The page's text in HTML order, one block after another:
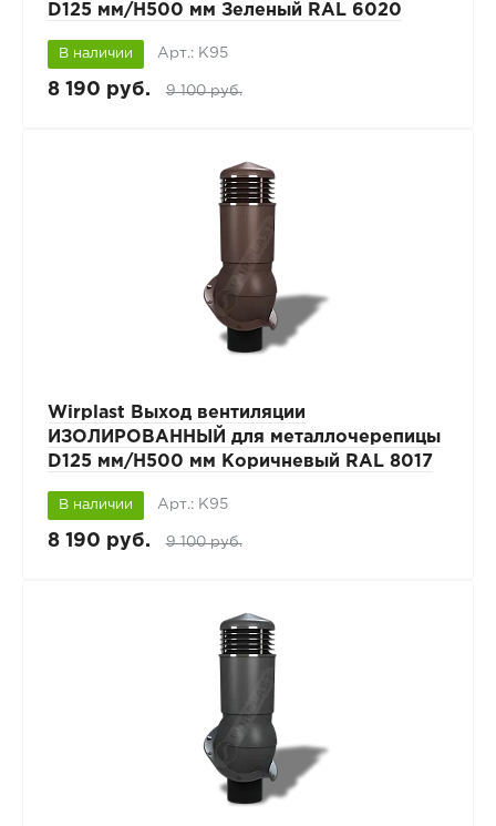
D125 мм/H500 мм Зеленый RAL 6020
В наличии Арт.: К95
8 190 руб. 9 100 руб.
Wirplast Выход вентиляции
ИЗОЛИРОВАННЫЙ для металлочерепицы
D125 мм/H500 мм Коричневый RAL 8017
В наличии Арт.: К95
8 190 руб. 9 100 руб.